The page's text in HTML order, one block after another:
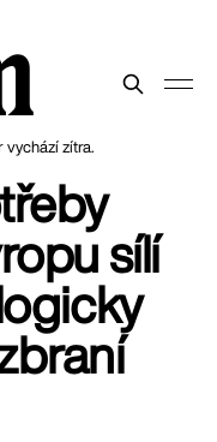
vychází zítra.
sílí